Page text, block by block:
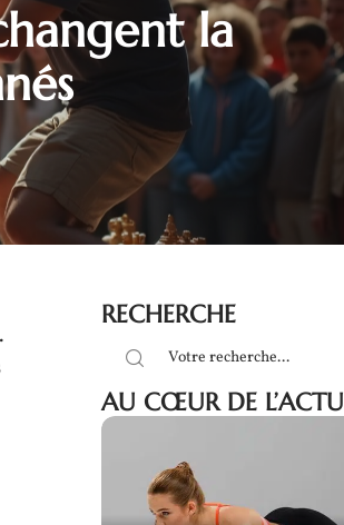
la
RECHERCHE
AU CŒUR DE L’ACTU